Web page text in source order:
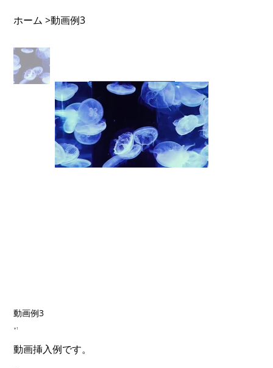
ホーム >動画例3
動画例3
価
￥1
動画挿入例です。